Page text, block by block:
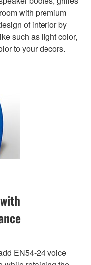
with premium
of interior by
such as light color,
to your decors.
EN54-24 voice